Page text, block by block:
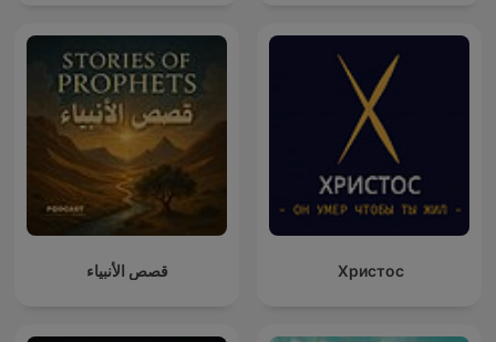
قصص الأنبياء Христос